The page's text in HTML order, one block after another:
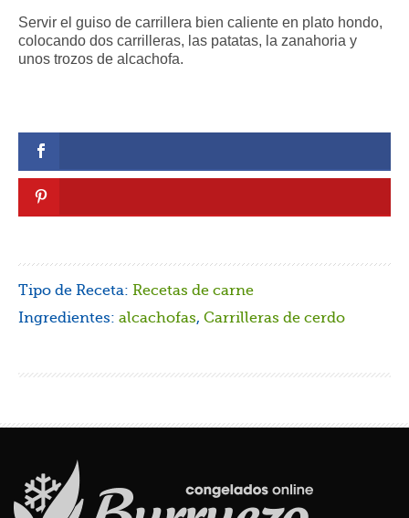
Servir el guiso de carrillera bien caliente en plato hondo,
colocando dos carrilleras, las patatas, la zanahoria y
unos trozos de alcachofa.
Tipo de Receta: Recetas de carne
Ingredientes: alcachofas, Carrilleras de cerdo